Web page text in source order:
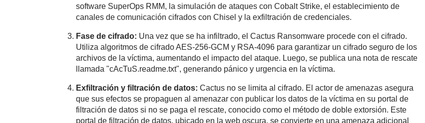
software SuperOps RMM, la simulación de ataques con Cobalt Strike, el establecimiento de
canales de comunicación cifrados con Chisel y la exfiltración de credenciales.
Fase de cifrado: Una vez que se ha infiltrado, el Cactus Ransomware procede con el cifrado.
Utiliza algoritmos de cifrado AES-256-GCM y RSA-4096 para garantizar un cifrado seguro de los
archivos de la víctima, aumentando el impacto del ataque. Luego, se publica una nota de rescate
llamada "cAcTuS.readme.txt", generando pánico y urgencia en la víctima.
Exfiltración y filtración de datos: Cactus no se limita al cifrado. El actor de amenazas asegura
que sus efectos se propaguen al amenazar con publicar los datos de la víctima en su portal de
filtración de datos si no se paga el rescate, conocido como el método de doble extorsión. Este
portal de filtración de datos, ubicado en la web oscura, se convierte en una amenaza adicional